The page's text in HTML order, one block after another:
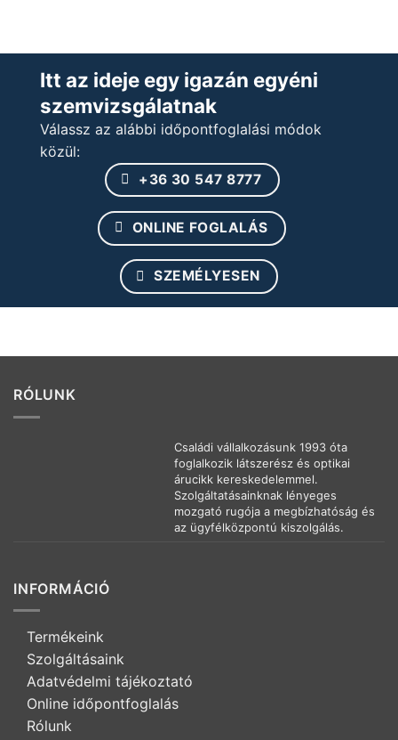
Itt az ideje egy igazán egyéni
szemvizsgálatnak
Válassz az alábbi időpontfoglalási módok
közül:
+36 30 547 8777
ONLINE FOGLALÁS
SZEMÉLYESEN
RÓLUNK
Családi vállalkozásunk 1993 óta
foglalkozik látszerész és optikai
árucikk kereskedelemmel.
Szolgáltatásainknak lényeges
mozgató rugója a megbízhatóság és
az ügyfélközpontú kiszolgálás.
INFORMÁCIÓ
Termékeink
Szolgáltásaink
Adatvédelmi tájékoztató
Online időpontfoglalás
Rólunk